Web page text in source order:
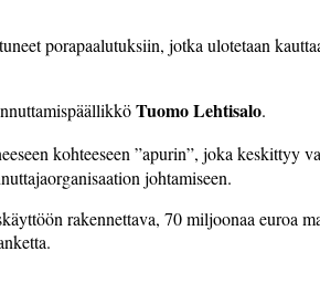
porapaalutuksiin, jotka ulotetaan
Tuomo Lehtisalo.
kohteeseen ”apurin”, joka keskittyy
johtamiseen.
rakennettava, 70 miljoonaa euroa